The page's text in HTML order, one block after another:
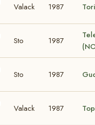
Valack 1987
Sto 1987
Sto 1987
Valack 1987